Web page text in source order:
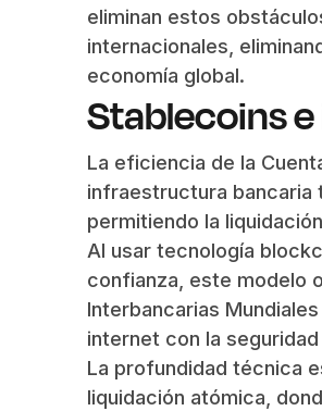
eliminan estos
internacionales,
economía global.
Stablecoins
La eficiencia de la
infraestructura bancaria
permitiendo la
Al usar tecnología
confianza, este modelo
Interbancarias
internet con la
La profundidad técnica
liquidación atómica,